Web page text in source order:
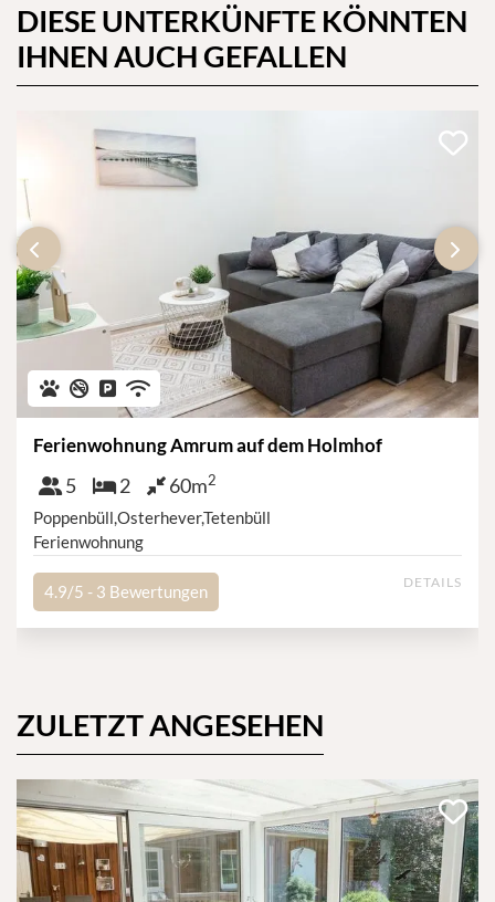
DIESE UNTERKÜNFTE KÖNNTEN
IHNEN AUCH GEFALLEN
Haustiere erlaubt
Nicht-Raucher
Privatparkplatz
WLAN
Ferienwohnung Amrum auf dem Holmhof
Personen
5 Schlafzimmer
2 Größe
60m2
Poppenbüll,Osterhever,Tetenbüll
Ferienwohnung
DETAILS
4.9/5 - 3 Bewertungen
‹ ›
ZULETZT ANGESEHEN